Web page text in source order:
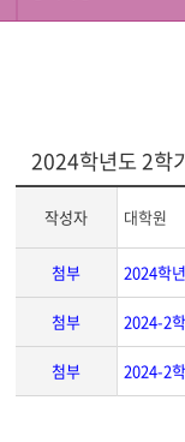
2024학년도 2학
작성자 대학원
첨부
2024학
첨부 2024-2
첨부 2024-2